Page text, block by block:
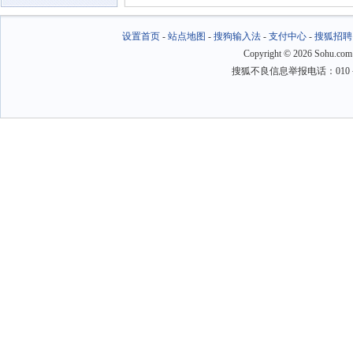
设置首页- 站点地图 - 搜狗输入法- 支付中心- 搜狐招聘
Copyright © 2026
搜狐不良信息举报电话：010